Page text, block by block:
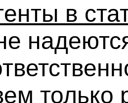
в
только